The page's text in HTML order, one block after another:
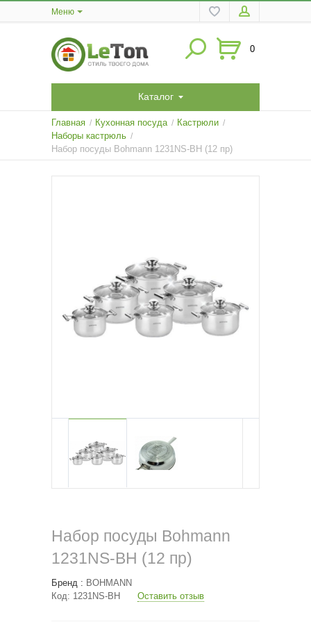
Меню
0
Каталог
Главная / Кухонная посуда / Кастрюли /
Наборы кастрюль /
Набор посуды Bohmann 1231NS-BH (12 пр)
Набор посуды Bohmann
1231NS-BH (12 пр)
Бренд : BOHMANN
Код: 1231NS-BH Оставить отзыв